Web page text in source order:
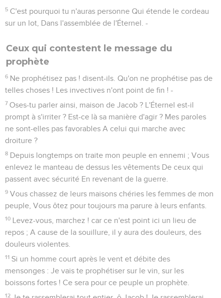
5 C'est pourquoi tu n'auras personne Qui étende le cordeau
sur un lot, Dans l'assemblée de l'Éternel. -
Ceux qui contestent le message du
prophète
6 Ne prophétisez pas ! disent-ils. Qu'on ne prophétise pas de
telles choses ! Les invectives n'ont point de fin ! -
7 Oses-tu parler ainsi, maison de Jacob ? L'Éternel est-il
prompt à s'irriter ? Est-ce là sa manière d'agir ? Mes paroles
ne sont-elles pas favorables A celui qui marche avec
droiture ?
8 Depuis longtemps on traite mon peuple en ennemi ; Vous
enlevez le manteau de dessus les vêtements De ceux qui
passent avec sécurité En revenant de la guerre.
9 Vous chassez de leurs maisons chéries les femmes de mon
peuple, Vous ôtez pour toujours ma parure à leurs enfants.
10 Levez-vous, marchez ! car ce n'est point ici un lieu de
repos ; A cause de la souillure, il y aura des douleurs, des
douleurs violentes.
11 Si un homme court après le vent et débite des
mensonges : Je vais te prophétiser sur le vin, sur les
boissons fortes ! Ce sera pour ce peuple un prophète.
12